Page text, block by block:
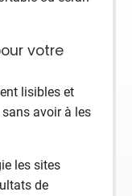
votre
lisibles et
avoir à les
les sites
de